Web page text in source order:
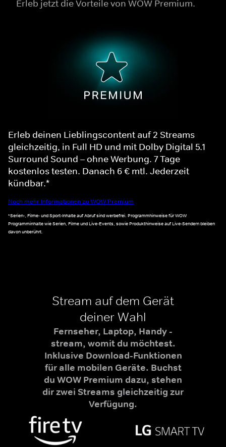
Erleb jetzt die Vorteile von WOW Premium.
Erleb deinen Lieblingscontent auf 2 Streams
gleichzeitig, in Full HD und mit Dolby Digital 5.1
Surround Sound – ohne Werbung. 7 Tage
kostenlos testen. Danach 6 € mtl. Jederzeit
kündbar.*
Noch mehr Informationen zu WOW Premium
*Serien-, Filme- und Sport-Inhalte auf Abruf sind werbefrei. Programmhinweise für WOW
Programminhalte wie Serien, Filme und Live-Events, sowie Produkthinweise auf Live-Sendern bleiben
davon unberührt.
Stream auf dem Gerät
deiner Wahl
Fernseher, Laptop, Handy -
stream, womit du möchtest.
Inklusive Download-Funktionen
für alle mobilen Geräte. Buchst
du WOW Premium dazu, stehen
dir zwei Streams gleichzeitig zur
Verfügung.